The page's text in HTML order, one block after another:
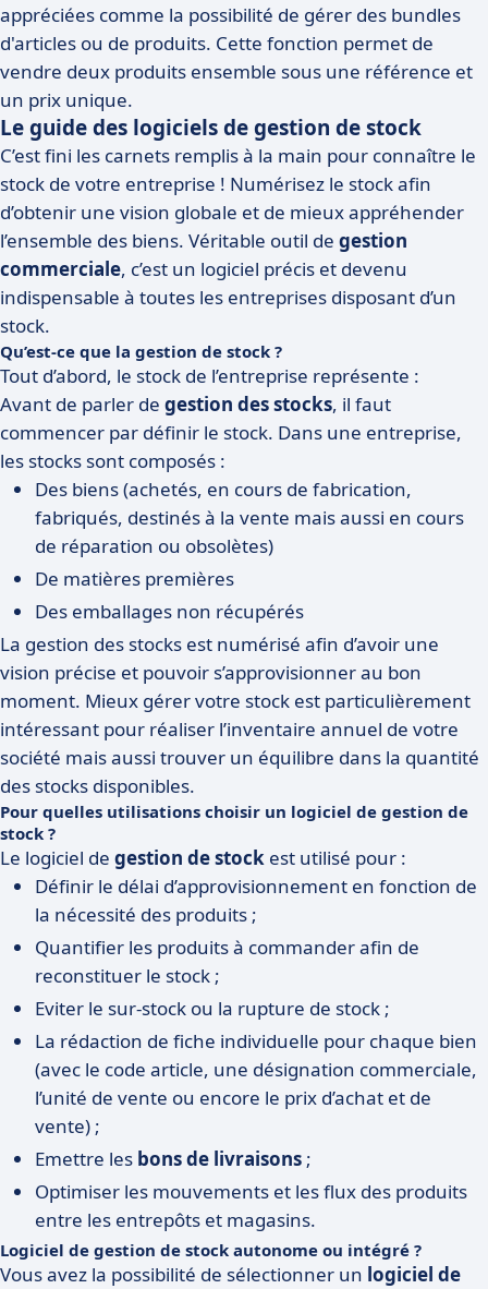
appréciées comme la possibilité de gérer des bundles
d'articles ou de produits. Cette fonction permet de
vendre deux produits ensemble sous une référence et
un prix unique.
Le guide des logiciels de gestion de stock
C’est fini les carnets remplis à la main pour connaître le
stock de votre entreprise ! Numérisez le stock afin
d’obtenir une vision globale et de mieux appréhender
l’ensemble des biens. Véritable outil de gestion
commerciale, c’est un logiciel précis et devenu
indispensable à toutes les entreprises disposant d’un
stock.
Qu’est-ce que la gestion de stock ?
Tout d’abord, le stock de l’entreprise représente :
Avant de parler de gestion des stocks, il faut
commencer par définir le stock. Dans une entreprise,
les stocks sont composés :
Des biens (achetés, en cours de fabrication,
fabriqués, destinés à la vente mais aussi en cours
de réparation ou obsolètes)
De matières premières
Des emballages non récupérés
La gestion des stocks est numérisé afin d’avoir une
vision précise et pouvoir s’approvisionner au bon
moment. Mieux gérer votre stock est particulièrement
intéressant pour réaliser l’inventaire annuel de votre
société mais aussi trouver un équilibre dans la quantité
des stocks disponibles.
Pour quelles utilisations choisir un logiciel de gestion de
stock ?
Le logiciel de gestion de stock est utilisé pour :
Définir le délai d’approvisionnement en fonction de
la nécessité des produits ;
Quantifier les produits à commander afin de
reconstituer le stock ;
Eviter le sur-stock ou la rupture de stock ;
La rédaction de fiche individuelle pour chaque bien
(avec le code article, une désignation commerciale,
l’unité de vente ou encore le prix d’achat et de
vente) ;
Emettre les bons de livraisons ;
Optimiser les mouvements et les flux des produits
entre les entrepôts et magasins.
Logiciel de gestion de stock autonome ou intégré ?
Vous avez la possibilité de sélectionner un logiciel de